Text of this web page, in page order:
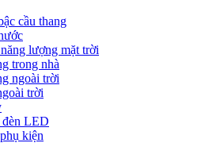
cầu thang
lượng mặt trời
trong nhà
ngoài trời
trời
đèn LED
kiện